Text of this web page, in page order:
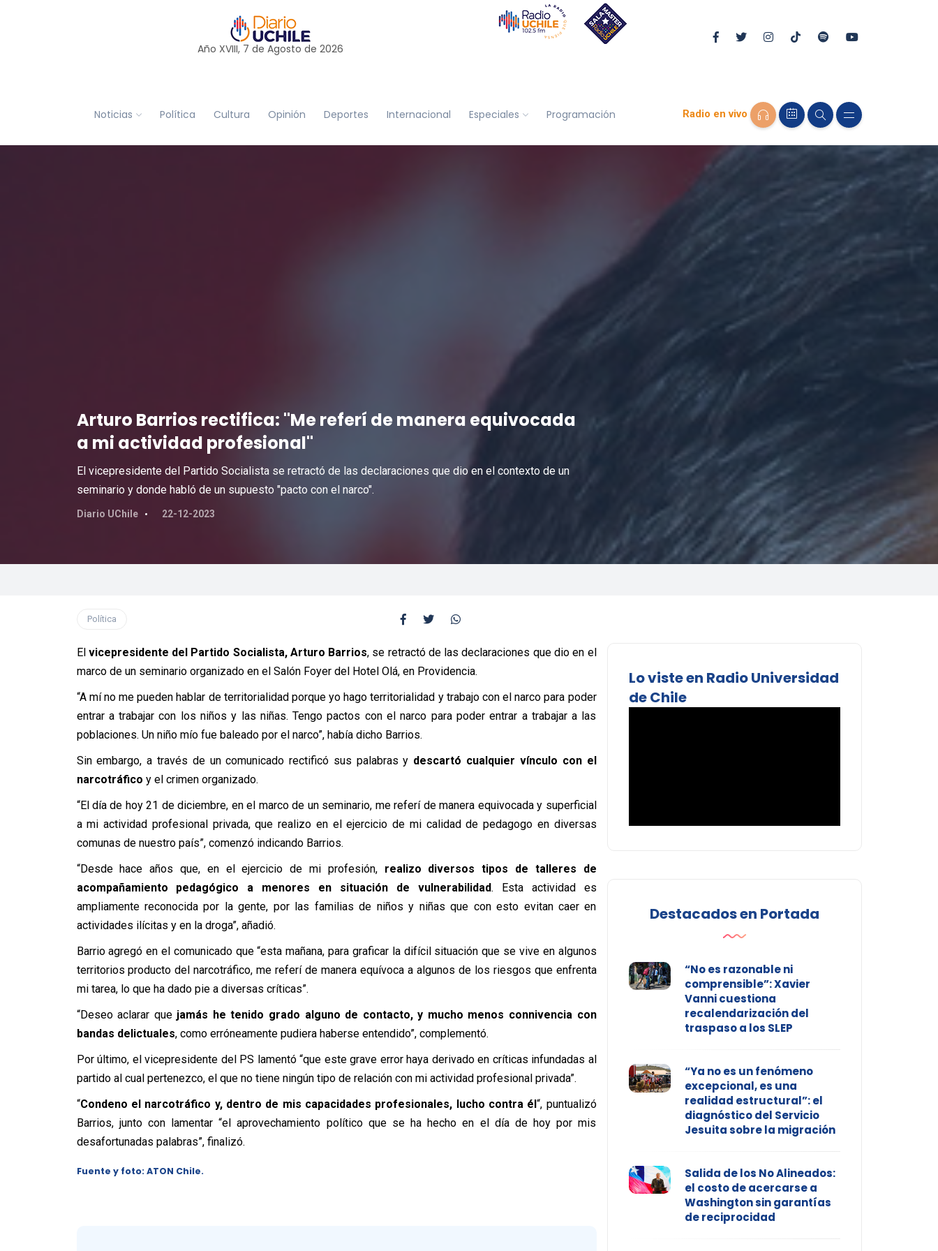
Año XVIII, 7 de Agosto de 2026
Noticias Política Cultura Opinión Deportes Internacional Especiales Programación Radio en vivo
Arturo Barrios rectifica: "Me referí de manera equivocada
a mi actividad profesional"
El vicepresidente del Partido Socialista se retractó de las declaraciones que dio en el contexto de un
seminario y donde habló de un supuesto "pacto con el narco".
Diario UChile 22-12-2023
Política
El vicepresidente del Partido Socialista, Arturo Barrios, se retractó de las declaraciones que dio en el
marco de un seminario organizado en el Salón Foyer del Hotel Olá, en Providencia.
“A mí no me pueden hablar de territorialidad porque yo hago territorialidad y trabajo con el narco para poder
entrar a trabajar con los niños y las niñas. Tengo pactos con el narco para poder entrar a trabajar a las
poblaciones. Un niño mío fue baleado por el narco”, había dicho Barrios.
Sin embargo, a través de un comunicado rectificó sus palabras y descartó cualquier vínculo con el
narcotráfico y el crimen organizado.
“El día de hoy 21 de diciembre, en el marco de un seminario, me referí de manera equivocada y superficial
a mi actividad profesional privada, que realizo en el ejercicio de mi calidad de pedagogo en diversas
comunas de nuestro país”, comenzó indicando Barrios.
“Desde hace años que, en el ejercicio de mi profesión,realizo diversos tipos de talleres de
acompañamiento pedagógico a menores en situación de vulnerabilidad. Esta actividad es
ampliamente reconocida por la gente, por las familias de niños y niñas que con esto evitan caer en
actividades ilícitas y en la droga”, añadió.
Barrio agregó en el comunicado que “esta mañana, para graficar la difícil situación que se vive en algunos
territorios producto del narcotráfico, me referí de manera equívoca a algunos de los riesgos que enfrenta
mi tarea, lo que ha dado pie a diversas críticas”.
“Deseo aclarar quejamás he tenido grado alguno de contacto, y mucho menos connivencia con
bandas delictuales, como erróneamente pudiera haberse entendido”, complementó.
Por último, el vicepresidente del PS lamentó “que este grave error haya derivado en críticas infundadas al
partido al cual pertenezco, el que no tiene ningún tipo de relación con mi actividad profesional privada”.
“Condeno el narcotráfico y, dentro de mis capacidades profesionales, lucho contra él“, puntualizó
Barrios, junto con lamentar “el aprovechamiento político que se ha hecho en el día de hoy por mis
desafortunadas palabras”, finalizó.
Fuente y foto: ATON Chile.
Lo viste en Radio Universidad
de Chile
Destacados en Portada
“No es razonable ni
comprensible”: Xavier
Vanni cuestiona
recalendarización del
traspaso a los SLEP
“Ya no es un fenómeno
excepcional, es una
realidad estructural”: el
diagnóstico del Servicio
Jesuita sobre la migración
Salida de los No Alineados:
el costo de acercarse a
Washington sin garantías
de reciprocidad